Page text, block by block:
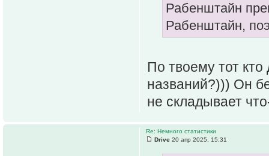
Рабенштайн
Рабенштайн,
По твоему тот кто
названий?))) Он
не складывает
Re: Немного статистики
Drive 20 апр 2025, 15:31